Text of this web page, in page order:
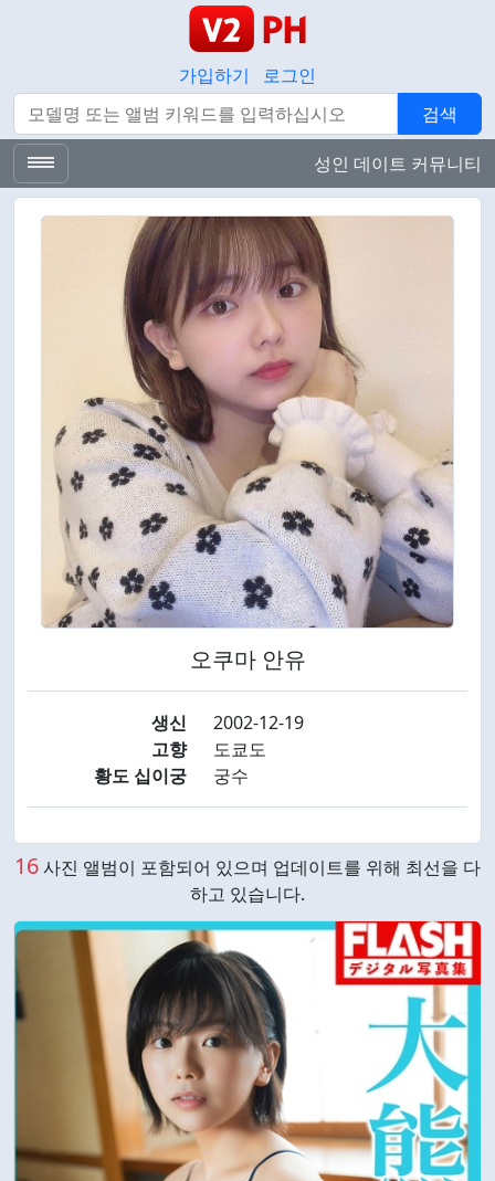
가입하기
로그인
검색
검색
성인 데이트 커뮤니티
오쿠마 안유
생신
2002-12-19
고향
도쿄도
황도 십이궁
궁수
16사진 앨범이 포함되어 있으며 업데이트를 위해 최선을 다
하고 있습니다.